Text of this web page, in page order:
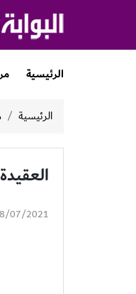
الرئيسية
الرئيسية
07/2021